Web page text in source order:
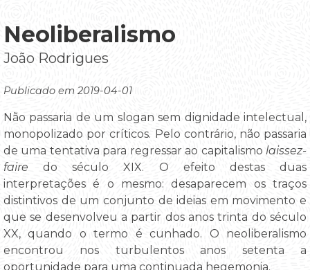
Neoliberalismo
João Rodrigues
Publicado em 2019-04-01
Não passaria de um slogan sem dignidade intelectual,
monopolizado por críticos. Pelo contrário, não passaria
de uma tentativa para regressar ao capitalismo laissez-
faire do século XIX. O efeito destas duas
interpretações é o mesmo: desaparecem os traços
distintivos de um conjunto de ideias em movimento e
que se desenvolveu a partir dos anos trinta do século
XX, quando o termo é cunhado. O neoliberalismo
encontrou nos turbulentos anos setenta a
oportunidade para uma continuada hegemonia.